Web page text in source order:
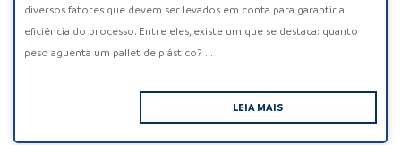
diversos fatores que devem ser levados em conta para garantir a
eficiência do processo. Entre eles, existe um que se destaca: quanto
peso aguenta um pallet de plástico? ...
LEIA MAIS